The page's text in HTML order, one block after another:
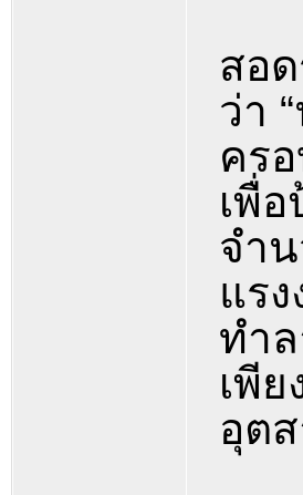
สอ
ว่า
คร
เพื่
จำ
แร
ทำ
เพี
อุต